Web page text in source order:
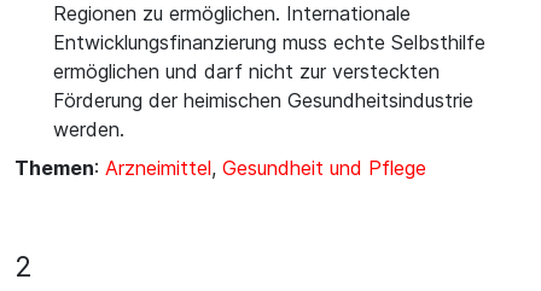
Regionen zu ermöglichen. Internationale
Entwicklungsfinanzierung muss echte Selbsthilfe
ermöglichen und darf nicht zur versteckten
Förderung der heimischen Gesundheitsindustrie
werden.
Themen: Arzneimittel, Gesundheit und Pflege
2